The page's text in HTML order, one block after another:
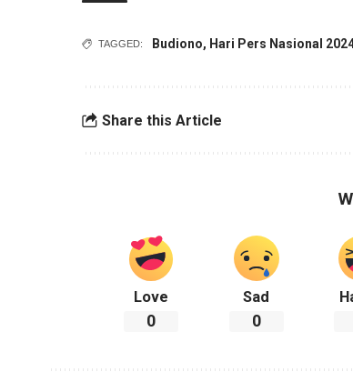
TAGGED: Budiono, Hari Pers Nasional
Share this Article
Love
0
Sad
0